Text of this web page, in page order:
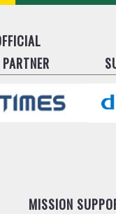
MISSION